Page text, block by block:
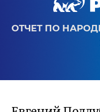
ОТЧЕТ ПО